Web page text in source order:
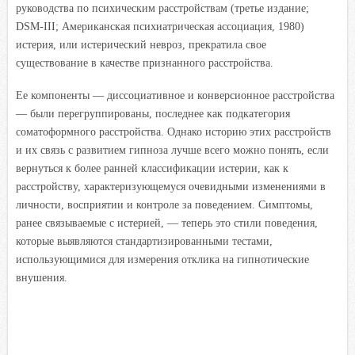
руководства по психическим расстройствам (третье издание;
DSM-III; Американская психиатрическая ассоциация, 1980)
истерия, или истерический невроз, прекратила свое
существование в качестве признанного расстройства.
Ее компоненты — диссоциативное и конверсионное расстройства
— были перегруппированы, последнее как подкатегория
соматоформного расстройства. Однако историю этих расстройств
и их связь с развитием гипноза лучше всего можно понять, если
вернуться к более ранней классификации истерии, как к
расстройству, характеризующемуся очевидными изменениями в
личности, восприятии и контроле за поведением. Симптомы,
ранее связываемые с истерией, — теперь это стили поведения,
которые выявляются стандартизированными тестами,
использующимися для измерения отклика на гипнотические
внушения.